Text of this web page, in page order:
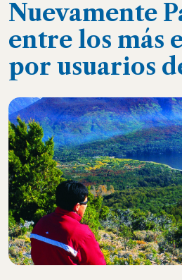
Nuevamente
entre los más
por usuarios